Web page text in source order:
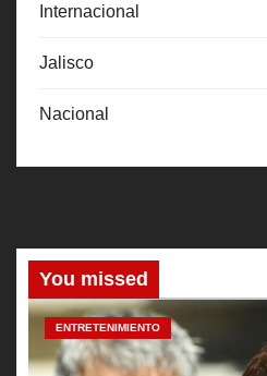
Internacional
Jalisco
Nacional
You missed
ENTRETENIMIENTO